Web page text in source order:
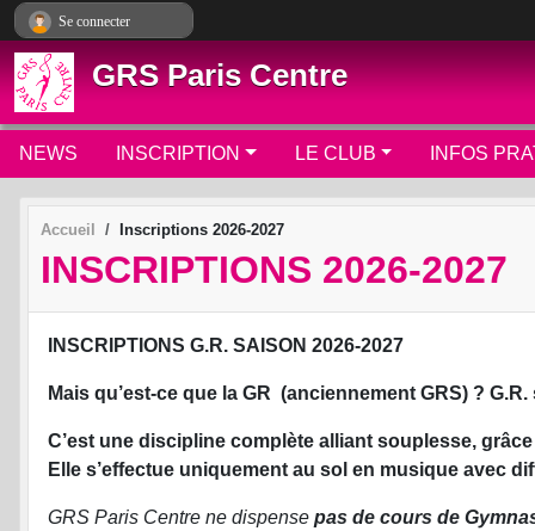
GRS Paris Centre
NEWS INSCRIPTION LE CLUB INFOS
Accueil Inscriptions 2026-2027
INSCRIPTIONS 2026-2027
INSCRIPTIONS G.R. SAISON 2026-2027
Mais qu’est-ce que la GR (anciennement GRS) ?
C’est une discipline complète alliant souplesse,
Elle s’effectue uniquement au sol en musique avec
GRS Paris Centre ne dispense pas de cours de
Se connecter
Panneau de gestion des cookies